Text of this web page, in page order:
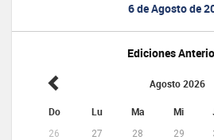
6 de Agosto de
Ediciones
Agosto 2026
Do Lu Ma Mi
26 27 28 29